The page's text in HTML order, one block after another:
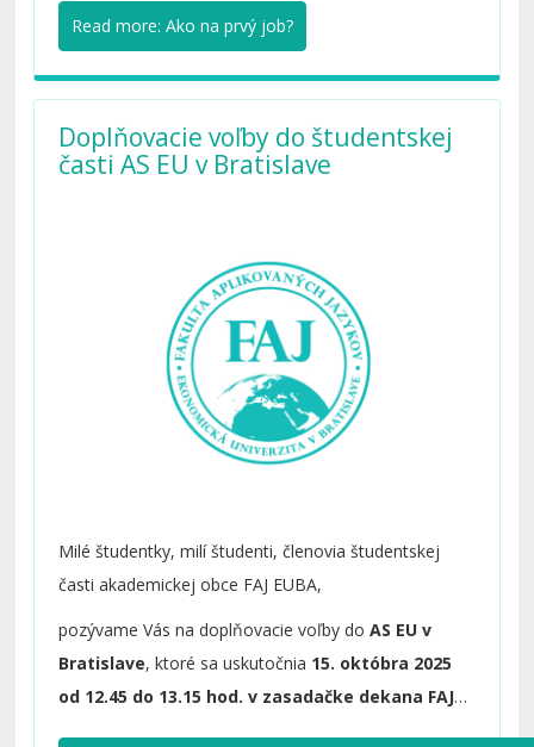
Read more: Ako na prvý job?
Doplňovacie voľby do študentskej
časti AS EU v Bratislave
Milé študentky, milí študenti, členovia študentskej
časti akademickej obce FAJ EUBA,
pozývame Vás na doplňovacie voľby doAS EU v
Bratislave, ktoré sa uskutočnia 15. októbra 2025
od 12.45 do 13.15 hod. v zasadačke dekana FAJ